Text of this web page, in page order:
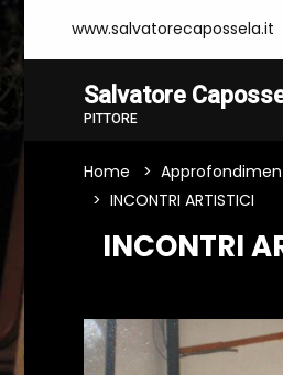
www.salvatorecapossela.it
Salvatore
PITTORE
Home
INCONTRI ARTISTICI
INCONTRI